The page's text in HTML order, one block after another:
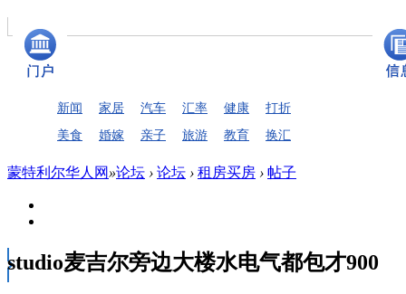
新闻 家居 汽车 汇率 健康
打折
美食
婚嫁 亲子 旅游 教育 换汇
蒙特利尔华人网 »论坛 › 论坛 › 租房买房 › 帖子
studio麦吉尔旁边大楼水电气都包才900